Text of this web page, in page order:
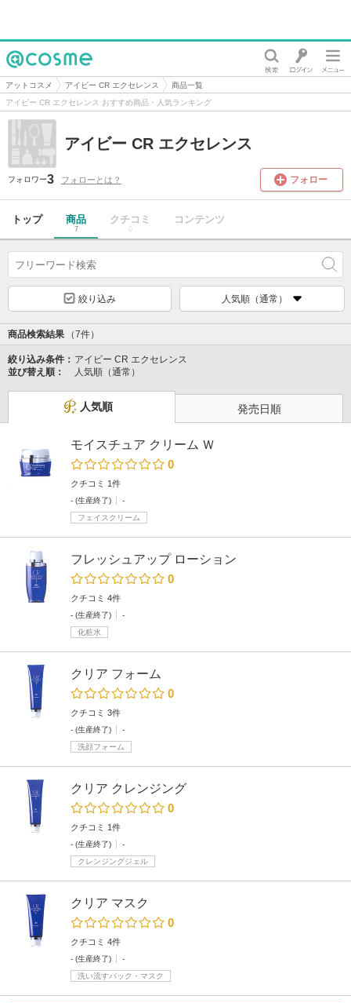
@cosme
アットコスメ アイビー CR エクセレンス
商品一覧
アイビー CR エクセレンス おすすめ商品・人気ランキング
アイビー CR エクセレンス
フォロワー3 フォローとは？ フォロー
トップ 商品
7
クチコミ
0
コンテンツ
絞り込み 人気順（通常）
商品検索結果 （7件）
絞り込み条件： アイビー CR エクセレンス
並び替え順：
人気順（通常）
人気順 発売日順
モイスチュア クリーム Ｗ
0
クチコミ 1件
- (生産終了)
-
フェイスクリーム
フレッシュアップ ローション
0
クチコミ 4件
- (生産終了)
-
化粧水
クリア フォーム
0
クチコミ 3件
- (生産終了)
-
洗顔フォーム
クリア クレンジング
0
クチコミ 1件
- (生産終了)
-
クレンジングジェル
クリア マスク
0
クチコミ 4件
- (生産終了)
-
洗い流すパック・マスク